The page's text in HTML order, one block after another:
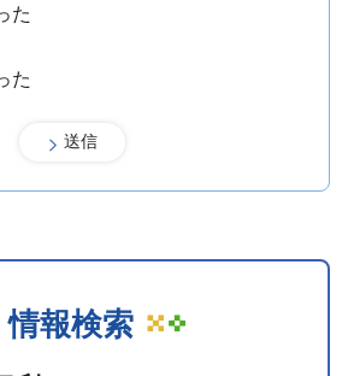
た
た
情報検索